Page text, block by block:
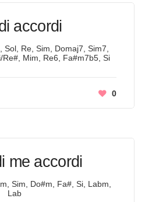
accordi
Re, Sim, Domaj7, Sim7,
Mim, Re6, Fa#m7b5, Si
0
me accordi
Sim, Do#m, Fa#, Si, Labm,
Lab